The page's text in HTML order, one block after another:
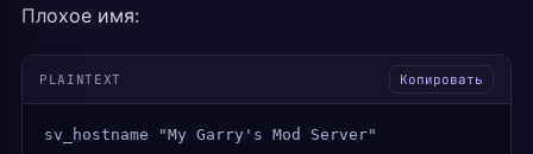
Плохое имя:
PLAINTEXT Копировать
sv_hostname "My Garry's Mod Server"